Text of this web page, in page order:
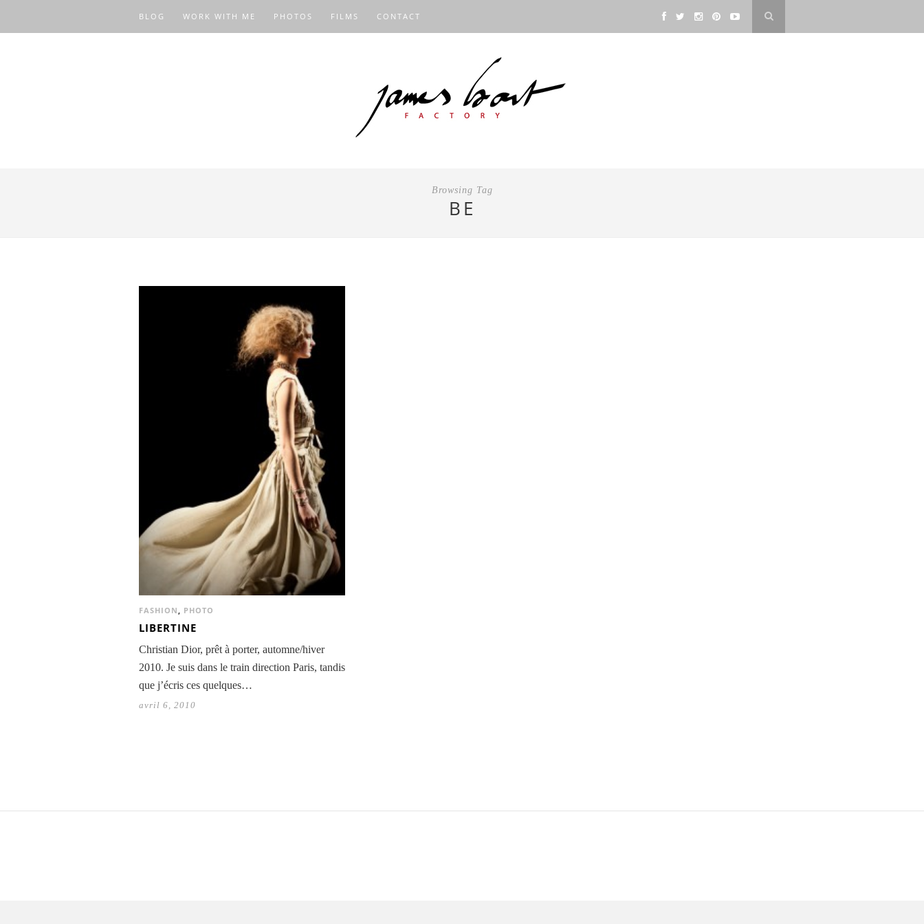
BLOG WORK WITH ME PHOTOS FILMS CONTACT
Browsing Tag
BE
FASHION, PHOTO
LIBERTINE
Christian Dior, prêt à porter, automne/hiver
2010. Je suis dans le train direction Paris, tandis
que j’écris ces quelques…
avril 6, 2010